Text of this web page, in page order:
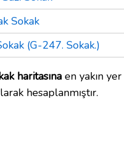
Sokak
(G-247. Sokak.)
haritasına en yakın
hesaplanmıştır.